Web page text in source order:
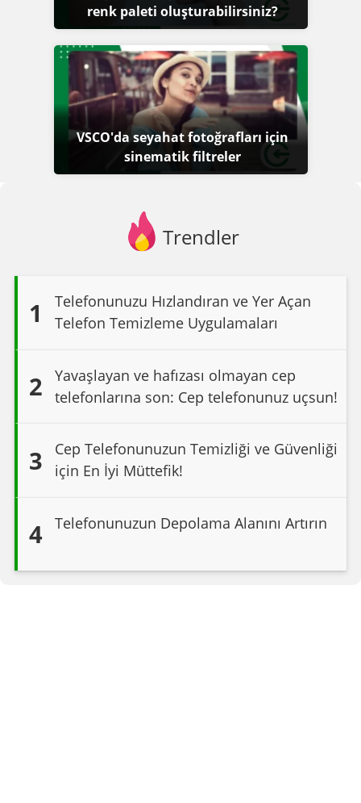
renk paleti oluşturabilirsiniz?
VSCO'da seyahat fotoğrafları için
sinematik filtreler
Trendler
1
Telefonunuzu Hızlandıran ve Yer Açan
Telefon Temizleme Uygulamaları
2
Yavaşlayan ve hafızası olmayan cep
telefonlarına son: Cep telefonunuz uçsun!
3
Cep Telefonunuzun Temizliği ve Güvenliği
için En İyi Müttefik!
4 Telefonunuzun Depolama Alanını Artırın